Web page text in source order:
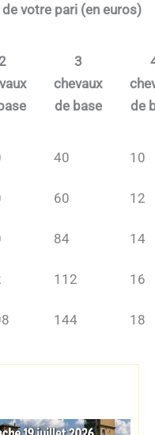
votre pari (en euros)
2
3
chevaux
de base
de
40 10
60 12
84 14
112 16
144 18